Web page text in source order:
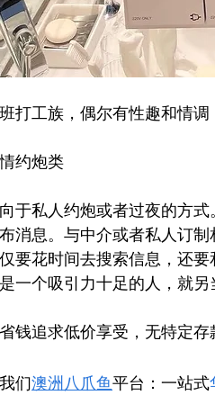
打工族，偶尔有性趣和情
约炮类
于私人约炮或者过夜的方
消息。与中介或者私人订
要花时间去搜索信息，还
一个吸引力十足的人，就另
钱追求低价享受，无特定
们澳洲八爪鱼平台：一站式